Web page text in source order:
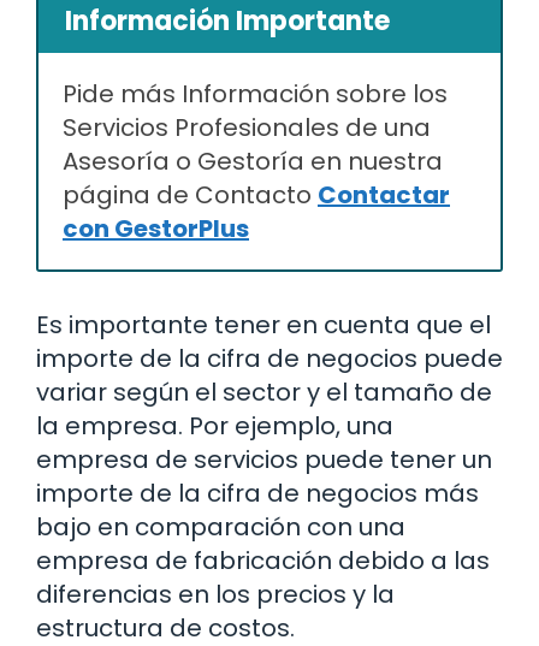
Información Importante
Pide más Información sobre los
Servicios Profesionales de una
Asesoría o Gestoría en nuestra
página de Contacto Contactar
con GestorPlus
Es importante tener en cuenta que el
importe de la cifra de negocios puede
variar según el sector y el tamaño de
la empresa. Por ejemplo, una
empresa de servicios puede tener un
importe de la cifra de negocios más
bajo en comparación con una
empresa de fabricación debido a las
diferencias en los precios y la
estructura de costos.